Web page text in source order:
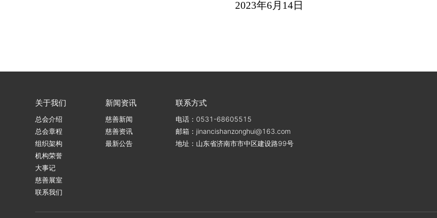
2023年6月14日
关于我们
总会介绍
总会章程
组织架构
机构荣誉
大事记
慈善展室
联系我们
新闻资讯
慈善新闻
慈善资讯
最新公告
联系方式
电话：0531-68605515
邮箱：jinancishanzonghui@163.com
地址：山东省济南市市中区建设路99号